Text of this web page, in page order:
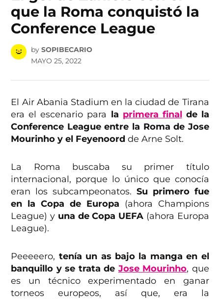
que la Roma conquistó la
Conference League
by SOPIBECARIO
MAYO 25, 2022
El Air Abania Stadium en la ciudad de Tirana
era el escenario para la primera finalde la
Conference League entre la Roma de Jose
Mourinho y el Feyenoord de Arne Solt.
La Roma buscaba su primer título
internacional, porque lo único que conocía
eran los subcampeonatos. Su primero fue
en la Copa de Europa (ahora Champions
League) y una de Copa UEFA (ahora Europa
League).
Peeeeero, tenía un as bajo la manga en el
banquillo y se trata de Jose Mourinho, que
es un técnico experimentado en ganar
torneos europeos, así que, era la